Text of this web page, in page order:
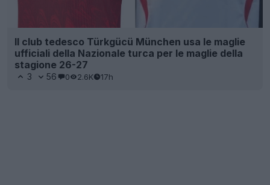
Il club tedesco Türkgücü München usa le maglie
ufficiali della Nazionale turca per le maglie della
stagione 26-27
3 56 0 2.6K 17h